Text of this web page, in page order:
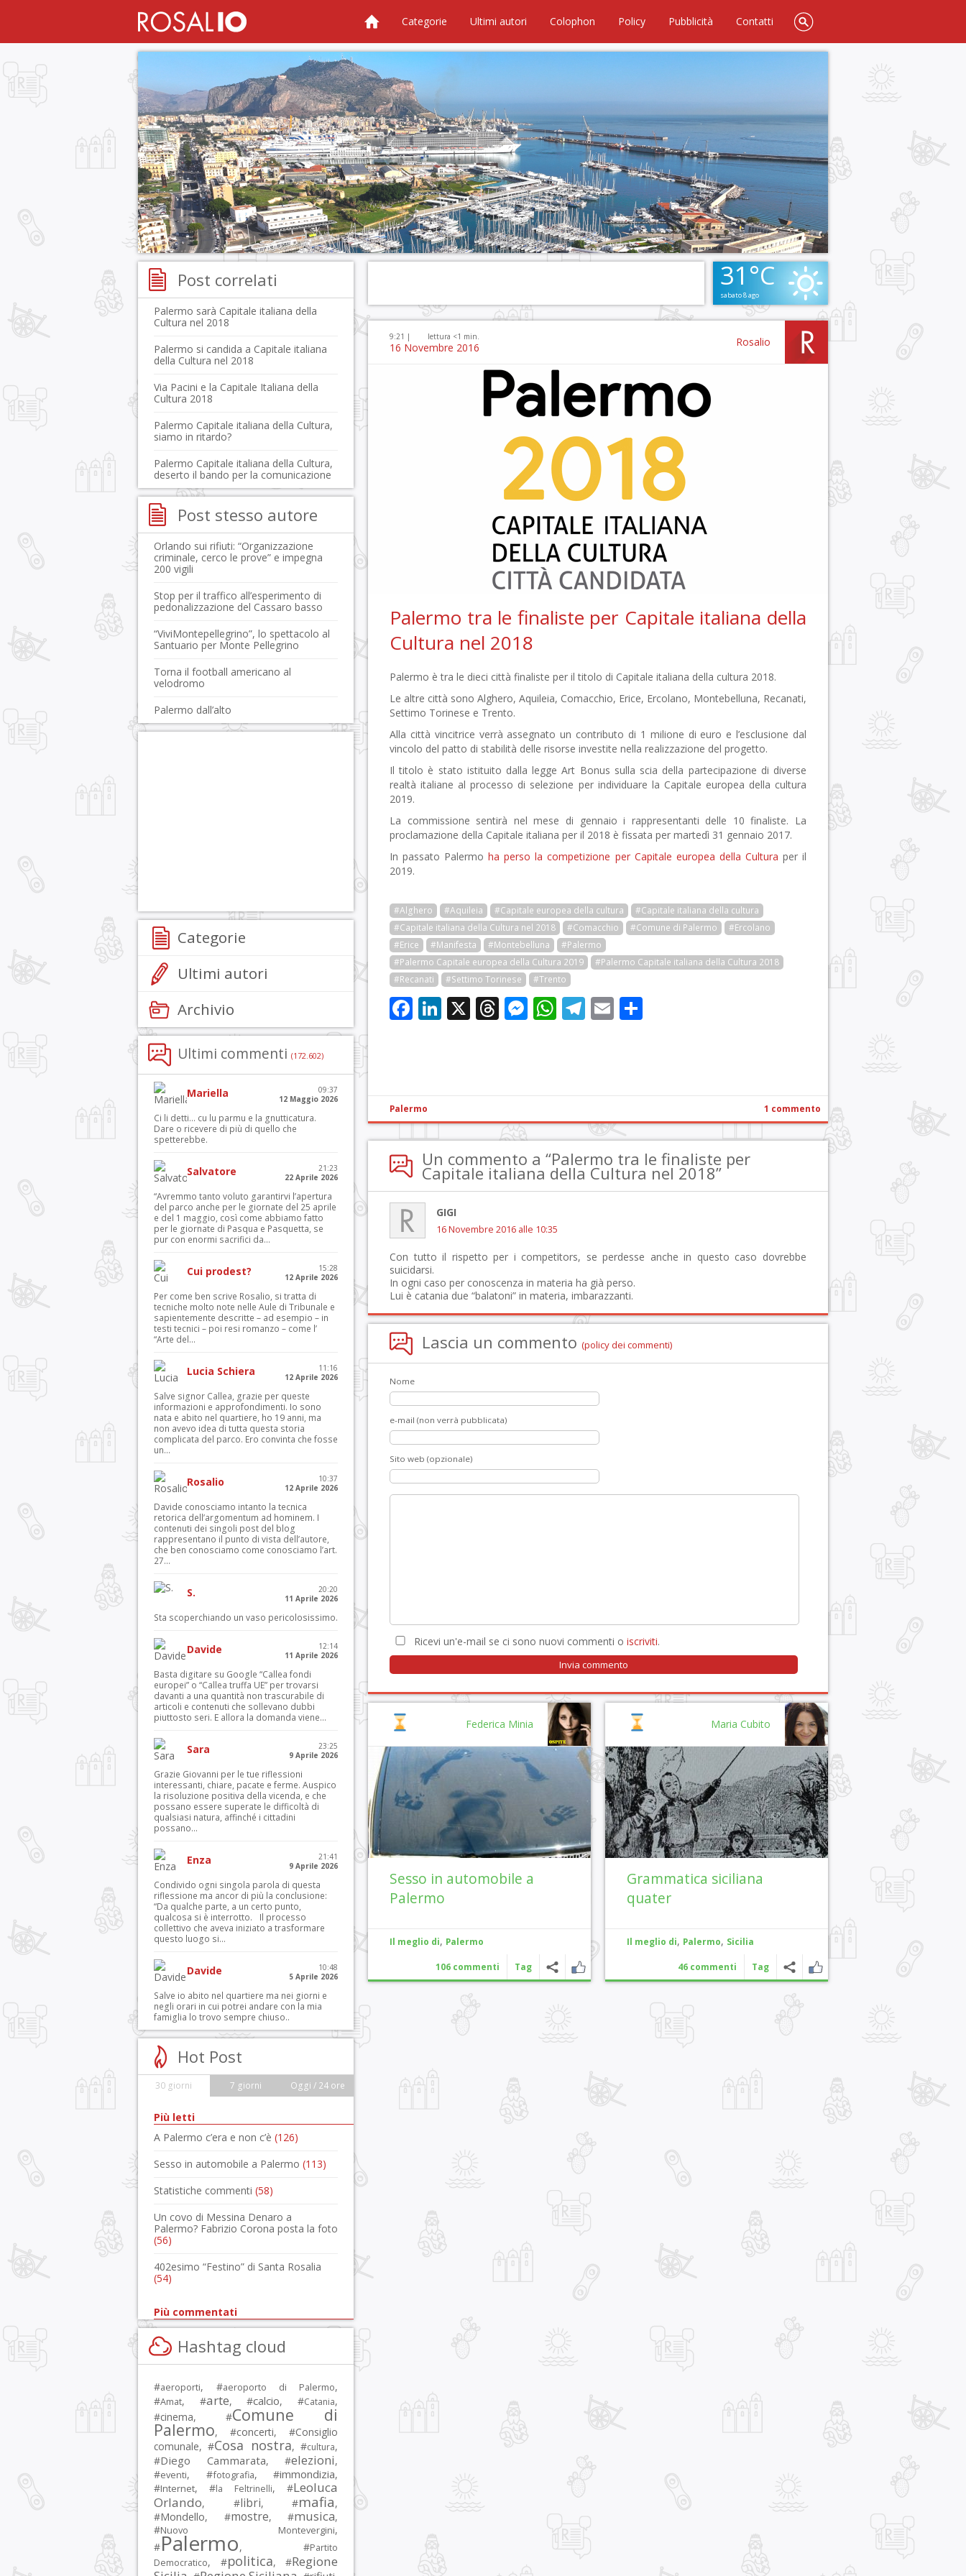
Categorie Ultimi autori Colophon Policy Pubblicità Contatti
31°C
sabato 8 ago
9:21 | lettura <1 min.
16 Novembre 2016 Rosalio
Palermo tra le finaliste per Capitale italiana della
Cultura nel 2018
Palermo è tra le dieci città finaliste per il titolo di Capitale italiana della cultura 2018.
Le altre città sono Alghero, Aquileia, Comacchio, Erice, Ercolano, Montebelluna, Recanati,
Settimo Torinese e Trento.
Alla città vincitrice verrà assegnato un contributo di 1 milione di euro e l’esclusione dal
vincolo del patto di stabilità delle risorse investite nella realizzazione del progetto.
Il titolo è stato istituito dalla legge Art Bonus sulla scia della partecipazione di diverse
realtà italiane al processo di selezione per individuare la Capitale europea della cultura
2019.
La commissione sentirà nel mese di gennaio i rappresentanti delle 10 finaliste. La
proclamazione della Capitale italiana per il 2018 è fissata per martedì 31 gennaio 2017.
In passato Palermoha perso la competizione per Capitale europea della Cultura per il
2019.
#Alghero #Aquileia #Capitale europea della cultura
#Capitale italiana della cultura
#Capitale italiana della Cultura nel 2018
#Comacchio #Comune di Palermo
#Ercolano
#Erice
#Manifesta #Montebelluna
#Palermo
#Palermo Capitale europea della Cultura 2019
#Palermo Capitale italiana della Cultura 2018
#Recanati
#Settimo Torinese #Trento
Facebook
LinkedIn
X Threads
Messenger
WhatsApp
Telegram
Email
Palermo 1 commento
Un commento a “Palermo tra le finaliste per
Capitale italiana della Cultura nel 2018”
GIGI
16 Novembre 2016 alle 10:35
Con tutto il rispetto per i competitors, se perdesse anche in questo caso dovrebbe
suicidarsi.
In ogni caso per conoscenza in materia ha già perso.
Lui è catania due “balatoni” in materia, imbarazzanti.
Lascia un commento (policy dei commenti)
Nome
e-mail (non verrà pubblicata)
Sito web (opzionale)
Ricevi un'e-mail se ci sono nuovi commenti o iscriviti.
Maria Cubito
Grammatica siciliana
quater
Il meglio di, Palermo, Sicilia
46 commenti Tag
Federica Minia
Sesso in automobile a
Palermo
Il meglio di, Palermo
106 commenti Tag
Post correlati
Palermo sarà Capitale italiana della
Cultura nel 2018
Palermo si candida a Capitale italiana
della Cultura nel 2018
Via Pacini e la Capitale Italiana della
Cultura 2018
Palermo Capitale italiana della Cultura,
siamo in ritardo?
Palermo Capitale italiana della Cultura,
deserto il bando per la comunicazione
Post stesso autore
Orlando sui rifiuti: “Organizzazione
criminale, cerco le prove” e impegna
200 vigili
Stop per il traffico all’esperimento di
pedonalizzazione del Cassaro basso
“ViviMontepellegrino”, lo spettacolo al
Santuario per Monte Pellegrino
Torna il football americano al
velodromo
Palermo dall’alto
Categorie
Ultimi autori
Archivio
Ultimi commenti (172.602)
Mariella
09:37
12 Maggio 2026
Ci li detti… cu lu parmu e la gnutticatura.
Dare o ricevere di più di quello che
spetterebbe.
Salvatore
21:23
22 Aprile 2026
“Avremmo tanto voluto garantirvi l’apertura
del parco anche per le giornate del 25 aprile
e del 1 maggio, così come abbiamo fatto
per le giornate di Pasqua e Pasquetta, se
pur con enormi sacrifici da...
Cui prodest?
15:28
12 Aprile 2026
Per come ben scrive Rosalio, si tratta di
tecniche molto note nelle Aule di Tribunale e
sapientemente descritte – ad esempio – in
testi tecnici – poi resi romanzo – come l’
“Arte del...
Lucia Schiera
11:16
12 Aprile 2026
Salve signor Callea, grazie per queste
informazioni e approfondimenti. Io sono
nata e abito nel quartiere, ho 19 anni, ma
non avevo idea di tutta questa storia
complicata del parco. Ero convinta che fosse
un...
Rosalio
10:37
12 Aprile 2026
Davide conosciamo intanto la tecnica
retorica dell’argomentum ad hominem. I
contenuti dei singoli post del blog
rappresentano il punto di vista dell’autore,
che ben conosciamo come conosciamo l’art.
27...
S.
20:20
11 Aprile 2026
Sta scoperchiando un vaso pericolosissimo.
Davide
12:14
11 Aprile 2026
Basta digitare su Google “Callea fondi
europei” o “Callea truffa UE” per trovarsi
davanti a una quantità non trascurabile di
articoli e contenuti che sollevano dubbi
piuttosto seri. E allora la domanda viene...
Sara
23:25
9 Aprile 2026
Grazie Giovanni per le tue riflessioni
interessanti, chiare, pacate e ferme. Auspico
la risoluzione positiva della vicenda, e che
possano essere superate le difficoltà di
qualsiasi natura, affinché i cittadini
possano...
Enza
21:41
9 Aprile 2026
Condivido ogni singola parola di questa
riflessione ma ancor di più la conclusione:
“Da qualche parte, a un certo punto,
qualcosa si è interrotto. Il processo
collettivo che aveva iniziato a trasformare
questo luogo si...
Davide
10:48
5 Aprile 2026
Salve io abito nel quartiere ma nei giorni e
negli orari in cui potrei andare con la mia
famiglia lo trovo sempre chiuso..
Hot Post
30 giorni 7 giorni Oggi / 24 ore
Più letti
A Palermo c’era e non c’è (126)
Sesso in automobile a Palermo (113)
Statistiche commenti (58)
Un covo di Messina Denaro a
Palermo? Fabrizio Corona posta la foto
(56)
402esimo “Festino” di Santa Rosalia
(54)
Più commentati
Hashtag cloud
#aeroporti, #aeroporto di Palermo,
#Amat, #arte, #calcio, #Catania,
#cinema, #Comune di
Palermo, #concerti, #Consiglio
comunale, #Cosa nostra, #cultura,
#Diego Cammarata, #elezioni,
#eventi, #fotografia, #immondizia,
#Internet, #la Feltrinelli, #Leoluca
Orlando, #libri, #mafia,
#Mondello, #mostre, #musica,
#Nuovo Montevergini,
#Palermo, #Partito
Democratico, #politica, #Regione